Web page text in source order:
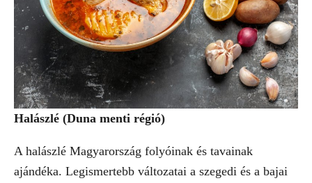
Halászlé (Duna menti régió)
A halászlé Magyarország folyóinak és tavainak
ajándéka. Legismertebb változatai a szegedi és a bajai